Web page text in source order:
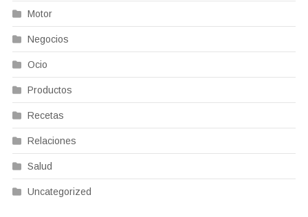
Motor
Negocios
Ocio
Productos
Recetas
Relaciones
Salud
Uncategorized